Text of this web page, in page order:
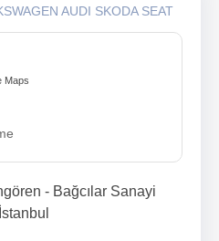
AUDI SKODA SEAT
Maps
- Bağcılar Sanayi